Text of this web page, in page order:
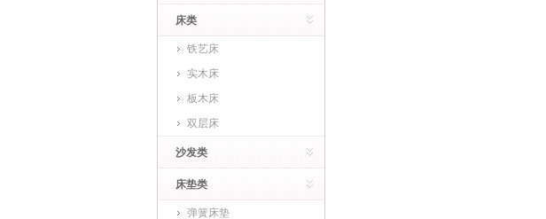
床类
铁艺床
实木床
板木床
双层床
沙发类
床垫类
弹簧床垫